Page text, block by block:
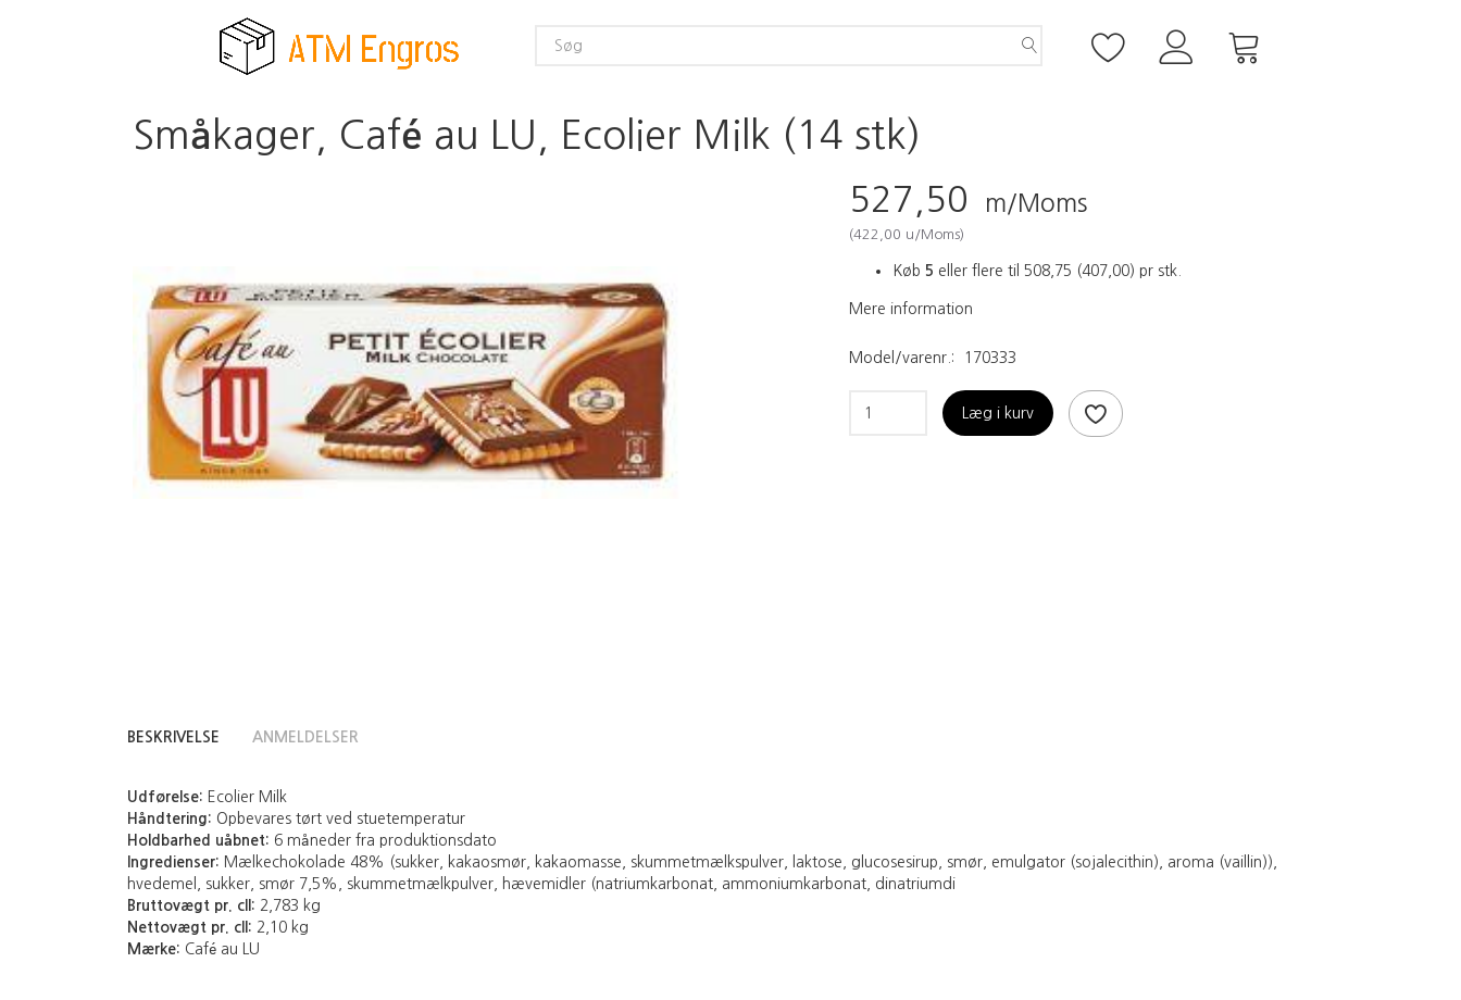
Småkager, Café au LU, Ecolier Milk (14 stk)
527,50 m/Moms
(422,00 u/Moms)
Køb 5 eller flere til 508,75 (407,00) pr stk.
Mere information
Model/varenr.: 170333
Læg i kurv
BESKRIVELSE ANMELDELSER
Udførelse: Ecolier Milk
Håndtering: Opbevares tørt ved stuetemperatur
Holdbarhed uåbnet: 6 måneder fra produktionsdato
Ingredienser: Mælkechokolade 48% (sukker, kakaosmør, kakaomasse, skummetmælkspulver, laktose, glucosesirup, smør, emulgator (sojalecithin), aroma (vaillin)),
hvedemel, sukker, smør 7,5%, skummetmælkpulver, hævemidler (natriumkarbonat, ammoniumkarbonat, dinatriumdi
Bruttovægt pr. cll: 2,783 kg
Nettovægt pr. cll: 2,10 kg
Mærke: Café au LU